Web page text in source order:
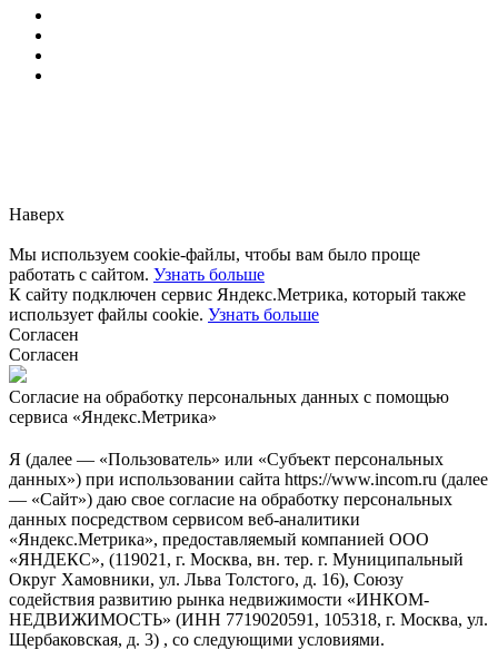
Наверх
Мы используем cookie-файлы, чтобы вам было проще
работать с сайтом. Узнать больше
К сайту подключен сервис Яндекс.Метрика, который также
использует файлы cookie. Узнать больше
Согласен
Согласен
Согласие на обработку персональных данных с помощью
сервиса «Яндекс.Метрика»
Я (далее — «Пользователь» или «Субъект персональных
данных») при использовании сайта https://www.incom.ru (далее
— «Сайт») даю свое согласие на обработку персональных
данных посредством сервисом веб-аналитики
«Яндекс.Метрика», предоставляемый компанией ООО
«ЯНДЕКС», (119021, г. Москва, вн. тер. г. Муниципальный
Округ Хамовники, ул. Льва Толстого, д. 16), Союзу
содействия развитию рынка недвижимости «ИНКОМ-
НЕДВИЖИМОСТЬ» (ИНН 7719020591, 105318, г. Москва, ул.
Щербаковская, д. 3) , со следующими условиями.